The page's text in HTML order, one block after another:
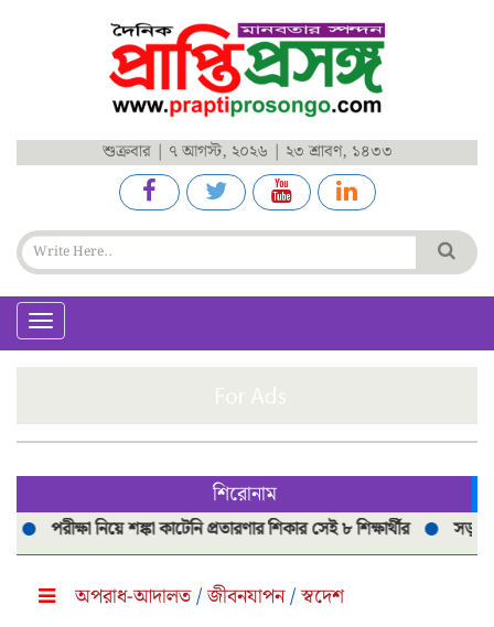
শুক্রবার | ৭ আগস্ট, ২০২৬ | ২৩ শ্রাবণ, ১৪৩৩
Toggle
navigation
শিরোনাম
পরীক্ষা নিয়ে শঙ্কা কাটেনি প্রতারণার শিকার সেই ৮ শিক্ষার্থীর সড়ক
অপরাধ-আদালত/জীবনযাপন/স্বদেশ